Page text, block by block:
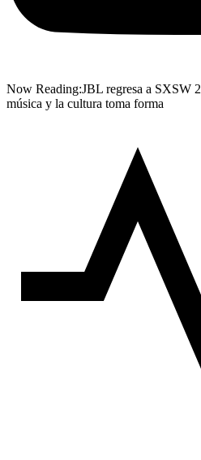
Now Reading:JBL regresa a SXSW
música y la cultura toma forma